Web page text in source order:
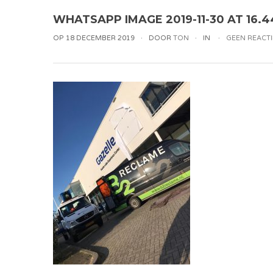
WHATSAPP IMAGE 2019-11-30 AT
OP 18 DECEMBER 2019 DOOR TON IN GEEN